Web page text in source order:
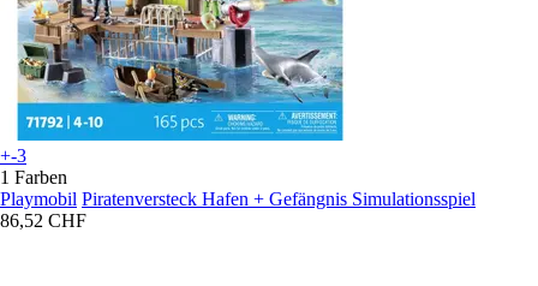
+-3
1 Farben
Playmobil Piratenversteck Hafen + Gefängnis Simulationsspiel
86,52 CHF